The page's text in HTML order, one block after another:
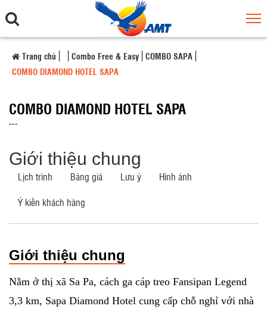
Trang chủ Combo Free & Easy
COMBO SAPA
COMBO DIAMOND HOTEL SAPA
COMBO DIAMOND HOTEL SAPA
---
Giới thiệu chung
Lịch trình Bảng giá Lưu ý Hình ảnh
Ý kiến khách hàng
Giới thiệu chung
Nằm ở thị xã Sa Pa, cách ga cáp treo Fansipan Legend
3,3 km, Sapa Diamond Hotel cung cấp chỗ nghỉ với nhà